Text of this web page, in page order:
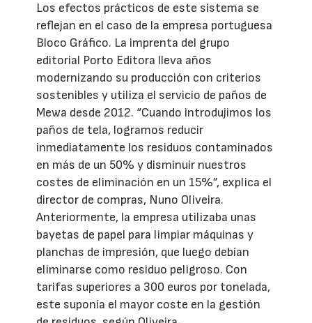
Los efectos prácticos de este sistema se
reflejan en el caso de la empresa portuguesa
Bloco Gráfico. La imprenta del grupo
editorial Porto Editora lleva años
modernizando su producción con criterios
sostenibles y utiliza el servicio de paños de
Mewa desde 2012. “Cuando introdujimos los
paños de tela, logramos reducir
inmediatamente los residuos contaminados
en más de un 50% y disminuir nuestros
costes de eliminación en un 15%”, explica el
director de compras, Nuno Oliveira.
Anteriormente, la empresa utilizaba unas
bayetas de papel para limpiar máquinas y
planchas de impresión, que luego debían
eliminarse como residuo peligroso. Con
tarifas superiores a 300 euros por tonelada,
este suponía el mayor coste en la gestión